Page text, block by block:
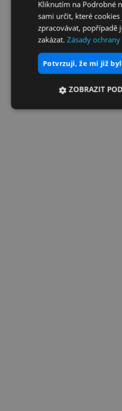
Kliknutím na Podrobné
sami určit, které cookies
zpracovávat, popřípadě
zakázat.Zásady
potvrzuji, že mi již
ZOBRAZIT